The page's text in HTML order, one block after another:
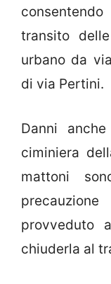
transito
urbano da
di via Pertini.
Danni
ciminiera
mattoni
provveduto
chiuderla al